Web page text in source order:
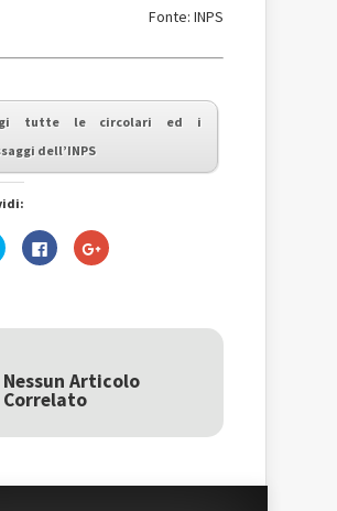
Fonte: INPS
tutte le circolari ed i
dell’INPS
Fai
una
nuova
finestra)
Fai
clic
nuova
finestra)
Fai
clic
una
nuova
Nessun Articolo
Correlato